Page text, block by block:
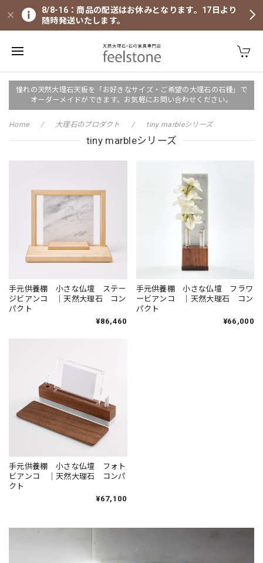
8/8-16：商品の配送はお休みとなります。17日より
随時発送いたします。
憧れの天然大理石天板を「お好きなサイズ・ご希望の大理石の石種」で
オーダーメイドができます。お気軽にお問い合わせください。
Home 大理石のプロダクト tiny marbleシリーズ
tiny marbleシリーズ
手元供養棚 小さな仏壇 ステー
ジビアンコ ｜天然大理石 コン
パクト
¥86,460
手元供養棚 小さな仏壇 フラワ
ービアンコ ｜天然大理石 コン
パクト
¥66,000
手元供養棚 小さな仏壇 フォト
ビアンコ ｜天然大理石 コンパ
クト
¥67,100